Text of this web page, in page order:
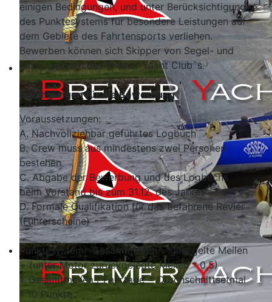
einigen Bedingungen, und unter Berücksichtigung
des Punktesystems für besondere Leistungen auf
dem Gebiete des Fahrtensports verliehen.
Bewerben können sich Skipper von Segel- und
Motoryachten des Bremer Yacht Club`s.
Bedingungen für die Bewerbung
Voraussetzungen:
A. Nachvollziehbar geführtes Logbuch
B. Crew muss aus mindestens zwei Personen
bestehen
C. Abgabe der Bewerbung und des Logbuchs
beim Vorstand bis zum 31.12. des Jahres
D. Formale Qualifikation für das befahrene Revier
(Führerscheine)
Punktesystem: Gesamtmeilen = gesegelte Meilen
+ (unter Motor zurückgelegte Meilen * 0,5)
1. Gesamtmeilen / Fahrtage = Durchschnittsetmal
* 10 Punkte